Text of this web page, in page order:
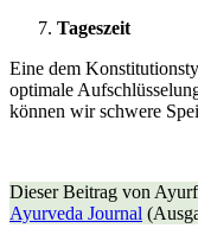
Tageszeit
Eine dem
optimale
können wir schwere
Dieser Beitrag von
Ayurveda Journal